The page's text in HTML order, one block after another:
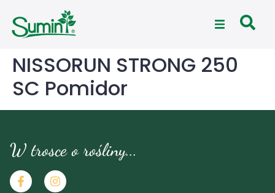
NISSORUN STRONG 250
SC Pomidor
W trosce o rośliny...